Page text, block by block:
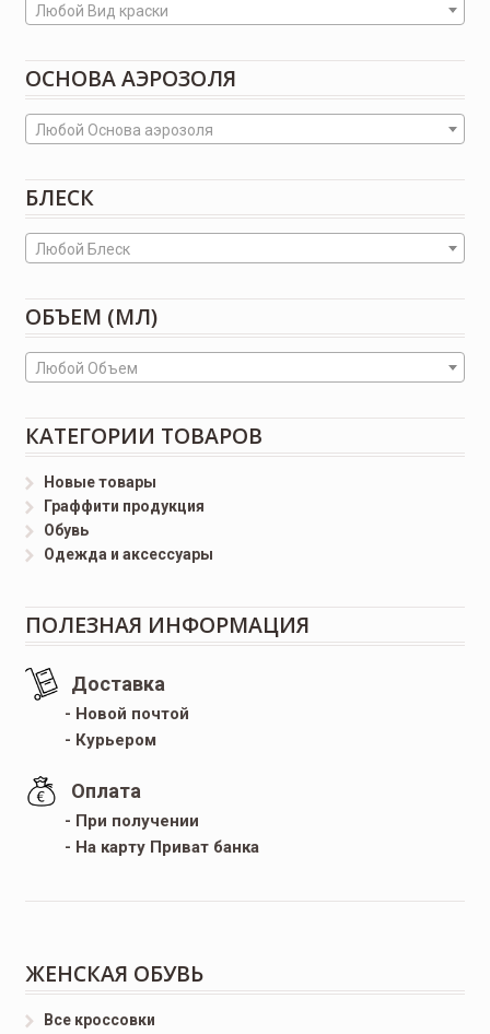
Любой Вид краски
ОСНОВА АЭРОЗОЛЯ
Любой Основа аэрозоля
БЛЕСК
Любой Блеск
ОБЪЕМ (МЛ)
Любой Объем
КАТЕГОРИИ ТОВАРОВ
Новые товары
Граффити продукция
Обувь
Одежда и аксессуары
ПОЛЕЗНАЯ ИНФОРМАЦИЯ
Доставка
- Новой почтой
- Курьером
Оплата
- При получении
- На карту Приват банка
ЖЕНСКАЯ ОБУВЬ
Все кроссовки